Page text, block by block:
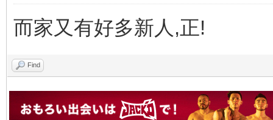
而家又有好多新人,正!
Find